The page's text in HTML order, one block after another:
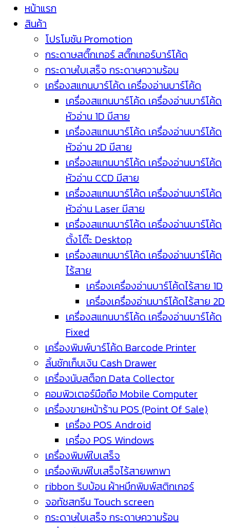
หน้าแรก
สินค้า
โปรโมชัน Promotion
กระดาษสติ๊กเกอร์ สติ๊กเกอร์บาร์โค้ด
กระดาษใบเสร็จ กระดาษความร้อน
เครื่องสแกนบาร์โค้ด เครื่องอ่านบาร์โค้ด
เครื่องสแกนบาร์โค้ด เครื่องอ่านบาร์โค้ด
หัวอ่าน 1D มีสาย
เครื่องสแกนบาร์โค้ด เครื่องอ่านบาร์โค้ด
หัวอ่าน 2D มีสาย
เครื่องสแกนบาร์โค้ด เครื่องอ่านบาร์โค้ด
หัวอ่าน CCD มีสาย
เครื่องสแกนบาร์โค้ด เครื่องอ่านบาร์โค้ด
หัวอ่าน Laser มีสาย
เครื่องสแกนบาร์โค้ด เครื่องอ่านบาร์โค้ด
ตั้งโต๊ะ Desktop
เครื่องสแกนบาร์โค้ด เครื่องอ่านบาร์โค้ด
ไร้สาย
เครื่องเครื่องอ่านบาร์โค้ดไร้สาย 1D
เครื่องเครื่องอ่านบาร์โค้ดไร้สาย 2D
เครื่องสแกนบาร์โค้ด เครื่องอ่านบาร์โค้ด
Fixed
เครื่องพิมพ์บาร์โค้ด Barcode Printer
ลิ้นชักเก็บเงิน Cash Drawer
เครื่องนับสต็อก Data Collector
คอมพิวเตอร์มือถือ Mobile Computer
เครื่องขายหน้าร้าน POS (Point Of Sale)
เครื่อง POS Android
เครื่อง POS Windows
เครื่องพิมพ์ใบเสร็จ
เครื่องพิมพ์ใบเสร็จไร้สายพกพา
ribbon ริบบ้อน ผ้าหมึกพิมพ์สติกเกอร์
จอทัชสกรีน Touch screen
กระดาษใบเสร็จ กระดาษความร้อน